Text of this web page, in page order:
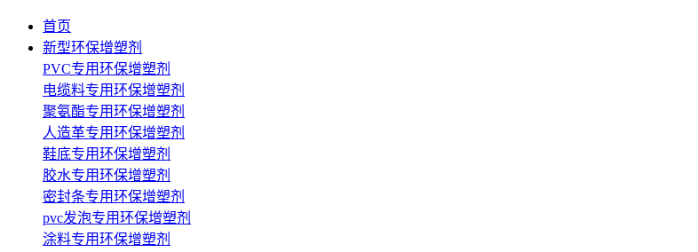
首页
新型环保增塑剂
PVC专用环保增塑剂
电缆料专用环保增塑剂
聚氨酯专用环保增塑剂
人造革专用环保增塑剂
鞋底专用环保增塑剂
胶水专用环保增塑剂
密封条专用环保增塑剂
pvc发泡专用环保增塑剂
涂料专用环保增塑剂